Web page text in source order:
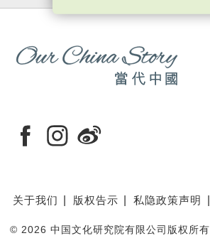
关于我们 版权告示 私隐政策声明
© 2026 中国文化研究院有限公司版权所有